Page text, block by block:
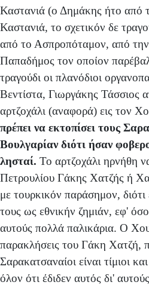
Καστανιά (ο Δημάκης ήτο από
Καστανιά, το σχετικόν δε
από το Ασπροπόταμον, από
Παπαδήμος τον οποίον
τραγούδι οι πλανόδιοι
Βεντίστα, Γιωργάκης Τάσσιος
αρτζοχάλι (αναφορά) εις τον
πρέπει να εκτοπίσει τους
Βουλγαρίαν διότι ήσαν
λησταί. Το αρτζοχάλι ηρνήθη
Πετρουλίου Γάκης Χατζής ή
με τουρκικόν παράσημον, διότι
τους ως εθνικήν ζημιάν, εφ'
αυτούς πολλά παλικάρια. Ο
παρακλήσεις του Γάκη Χατζή,
Σαρακατσαναίοι είναι τίμιοι
όλον ότι έδιδεν αυτός δι'